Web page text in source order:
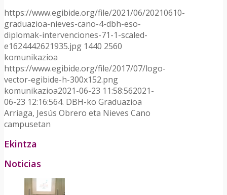
https://www.egibide.org/file/2021/06/20210610-
graduazioa-nieves-cano-4-dbh-eso-
diplomak-intervenciones-71-1-scaled-
e1624442621935.jpg 1440 2560
komunikazioa
https://www.egibide.org/file/2017/07/logo-
vector-egibide-h-300x152.png
komunikazioa2021-06-23 11:58:562021-
06-23 12:16:564. DBH-ko Graduazioa
Arriaga, Jesús Obrero eta Nieves Cano
campusetan
Ekintza
Noticias